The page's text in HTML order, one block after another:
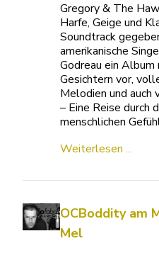
Gregory & The
Harfe, Geige und
Soundtrack
amerikanische
Godreau ein
Gesichtern vor,
Melodien und auch
– Eine Reise durch
menschlichen
Weiterlesen ...
OCBoddity am
Mel